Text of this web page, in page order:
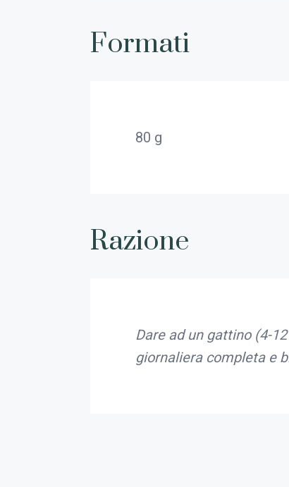
Formati
80 g
Razione
Dare ad un gattino (4-
giornaliera completa e